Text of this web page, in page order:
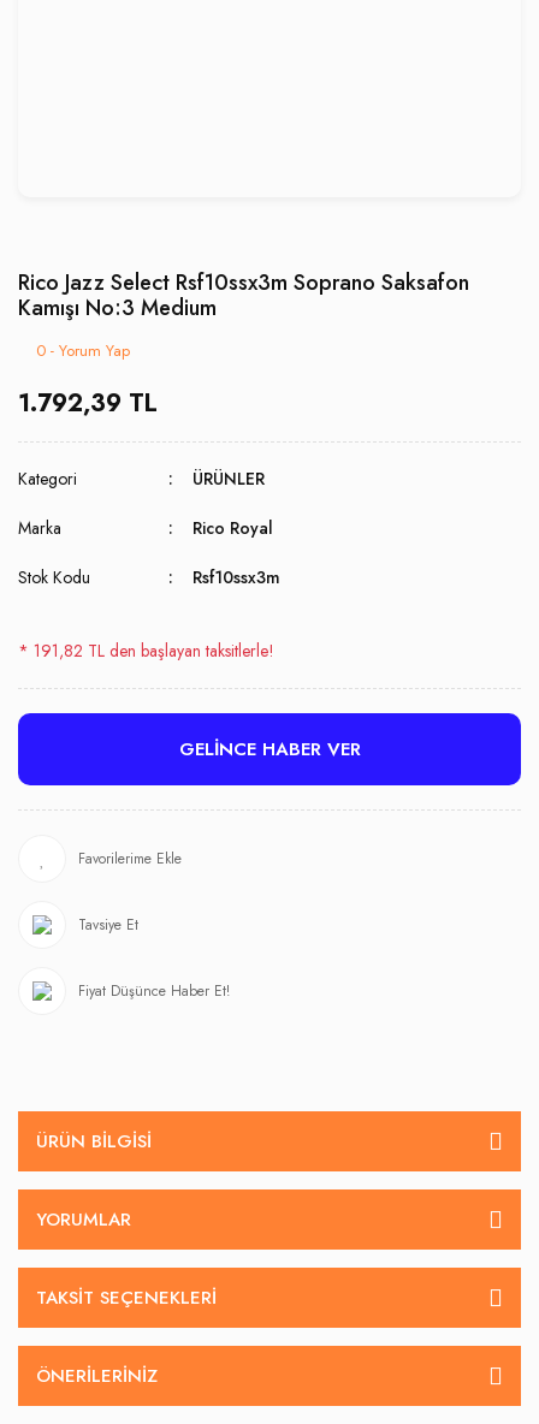
Rico Jazz Select Rsf10ssx3m Soprano Saksafon
Kamışı No:3 Medium
0 - Yorum Yap
1.792,39 TL
Kategori ÜRÜNLER
Marka Rico Royal
Stok Kodu Rsf10ssx3m
* 191,82 TL den başlayan taksitlerle!
GELİNCE HABER VER
Tavsiye Et
Fiyat Düşünce Haber Et!
ÜRÜN BILGISI
YORUMLAR
TAKSIT SEÇENEKLERI
ÖNERILERINIZ